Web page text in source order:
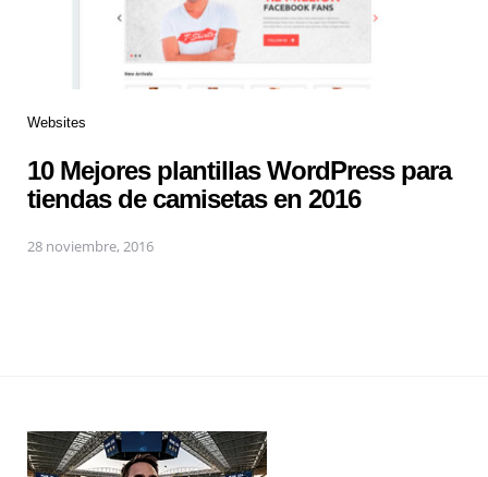
Websites
10 Mejores plantillas WordPress para
tiendas de camisetas en 2016
28 noviembre, 2016